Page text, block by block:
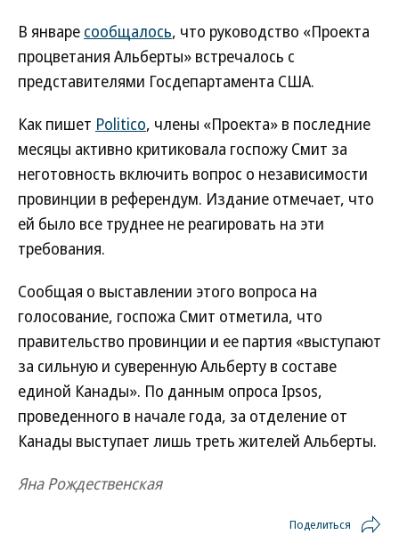
В январе сообщалось, что руководство «Проекта
процветания Альберты» встречалось с
представителями Госдепартамента США.
Как пишет Politico, члены «Проекта» в последние
месяцы активно критиковала госпожу Смит за
неготовность включить вопрос о независимости
провинции в референдум. Издание отмечает, что
ей было все труднее не реагировать на эти
требования.
Сообщая о выставлении этого вопроса на
голосование, госпожа Смит отметила, что
правительство провинции и ее партия «выступают
за сильную и суверенную Альберту в составе
единой Канады». По данным опроса Ipsos,
проведенного в начале года, за отделение от
Канады выступает лишь треть жителей Альберты.
Яна Рождественская
Поделиться